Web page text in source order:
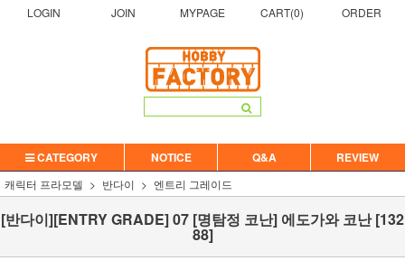
LOGIN JOIN MYPAGE CART(0) ORDER
CATEGORY NOTICE Q&A REVIEW
캐릭터 프라모델 반다이 엔트리 그레이드
[반다이][ENTRY GRADE] 07 [명탐정 코난] 에도가와 코난 [132
88]